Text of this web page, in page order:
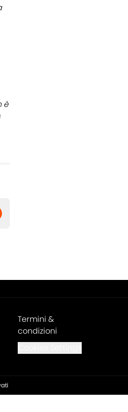
è
Termini &
condizioni